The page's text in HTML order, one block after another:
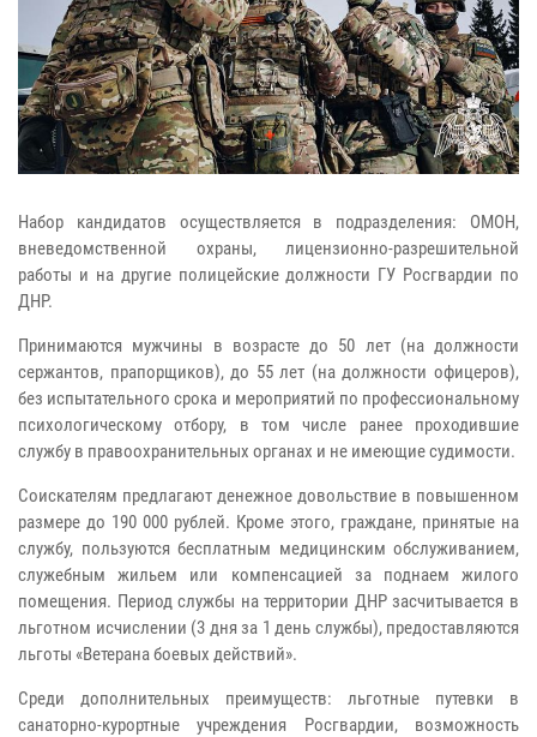
Набор кандидатов осуществляется в подразделения: ОМОН,
вневедомственной охраны, лицензионно-разрешительной
работы и на другие полицейские должности ГУ Росгвардии по
ДНР.
Принимаются мужчины в возрасте до 50 лет (на должности
сержантов, прапорщиков), до 55 лет (на должности офицеров),
без испытательного срока и мероприятий по профессиональному
психологическому отбору, в том числе ранее проходившие
службу в правоохранительных органах и не имеющие судимости.
Соискателям предлагают денежное довольствие в повышенном
размере до 190 000 рублей. Кроме этого, граждане, принятые на
службу, пользуются бесплатным медицинским обслуживанием,
служебным жильем или компенсацией за поднаем жилого
помещения. Период службы на территории ДНР засчитывается в
льготном исчислении (3 дня за 1 день службы), предоставляются
льготы «Ветерана боевых действий».
Среди дополнительных преимуществ: льготные путевки в
санаторно-курортные учреждения Росгвардии, возможность